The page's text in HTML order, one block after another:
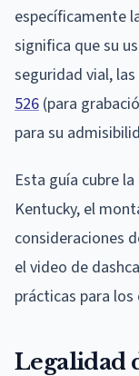
específicamente
significa que su
seguridad vial,
526 (para
para su
Esta guía cubre
Kentucky, el
consideraciones
el video de
prácticas para
Legalidad